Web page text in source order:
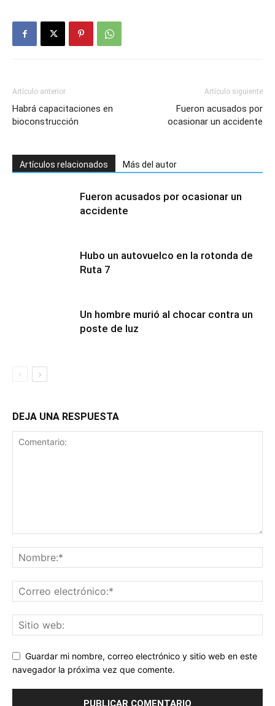
Artículo anterior
Habrá capacitaciones en
bioconstrucción
Artículo siguiente
Fueron acusados por
ocasionar un accidente
Artículos relacionados Más del autor
Fueron acusados por ocasionar un
accidente
Hubo un autovuelco en la rotonda de
Ruta 7
Un hombre murió al chocar contra un
poste de luz
DEJA UNA RESPUESTA
Guardar mi nombre, correo electrónico y sitio web en este
navegador la próxima vez que comente.